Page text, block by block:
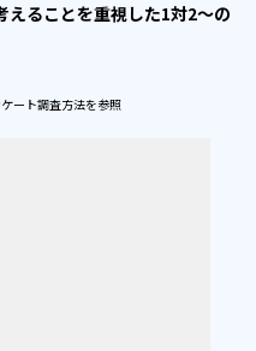
えることを重視した1対2〜の
ート調査方法を参照